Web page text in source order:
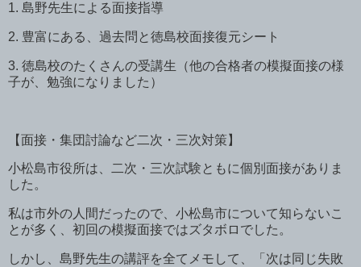
1. 島野先生による面接指導
2. 豊富にある、過去問と徳島校面接復元シート
3. 徳島校のたくさんの受講生（他の合格者の模擬面接の様
子が、勉強になりました）
【面接・集団討論など二次・三次対策】
小松島市役所は、二次・三次試験ともに個別面接がありま
した。
私は市外の人間だったので、小松島市について知らないこ
とが多く、初回の模擬面接ではズタボロでした。
しかし、島野先生の講評を全てメモして、「次は同じ失敗